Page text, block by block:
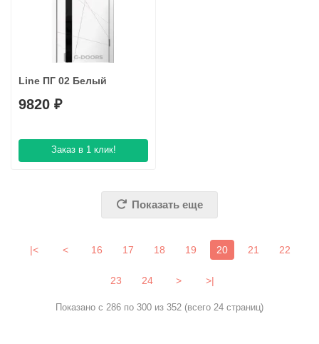
Line ПГ 02 Белый
9820 ₽
Заказ в 1 клик!
Показать еще
|< < 16 17 18 19 20 21 22
23 24 > >|
Показано с 286 по 300 из 352 (всего 24 страниц)